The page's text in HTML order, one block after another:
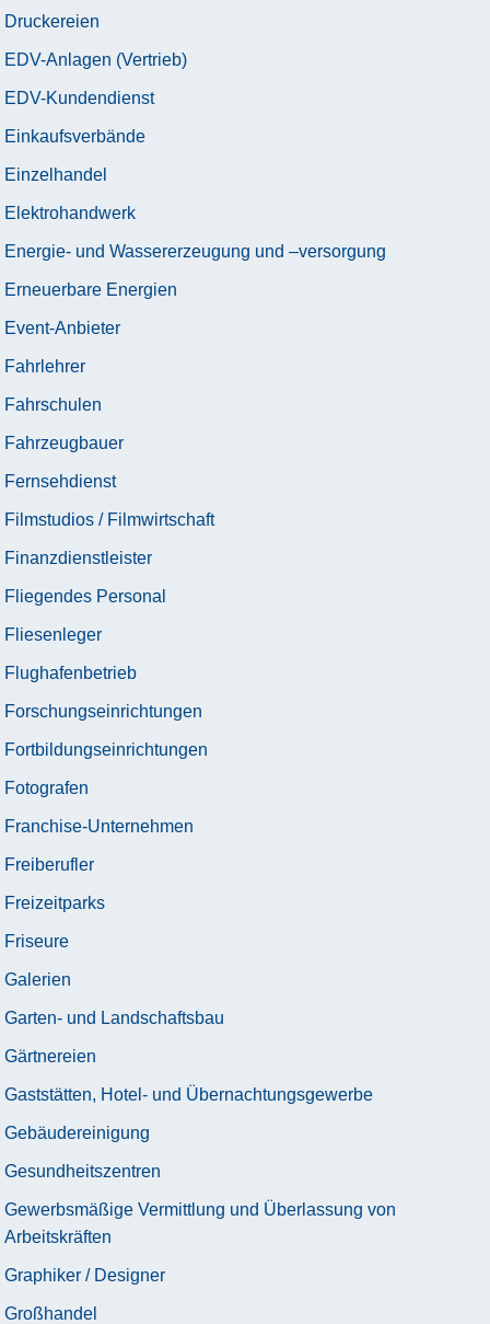
Druckereien
EDV-Anlagen (Vertrieb)
EDV-Kundendienst
Einkaufsverbände
Einzelhandel
Elektrohandwerk
Energie- und Wassererzeugung und –versorgung
Erneuerbare Energien
Event-Anbieter
Fahrlehrer
Fahrschulen
Fahrzeugbauer
Fernsehdienst
Filmstudios / Filmwirtschaft
Finanzdienstleister
Fliegendes Personal
Fliesenleger
Flughafenbetrieb
Forschungseinrichtungen
Fortbildungseinrichtungen
Fotografen
Franchise-Unternehmen
Freiberufler
Freizeitparks
Friseure
Galerien
Garten- und Landschaftsbau
Gärtnereien
Gaststätten, Hotel- und Übernachtungsgewerbe
Gebäudereinigung
Gesundheitszentren
Gewerbsmäßige Vermittlung und Überlassung von
Arbeitskräften
Graphiker / Designer
Großhandel